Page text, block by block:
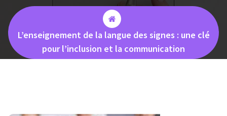
L’enseignement de la langue des signes : une clé
pour l’inclusion et la communication